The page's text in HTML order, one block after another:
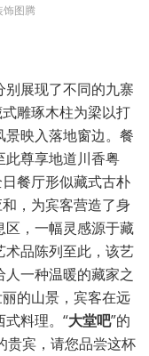
饰图腾
展现了不同的九寨
雕琢木柱为梁以打
映入落地窗边。餐
此尊享地道川香粤
日餐厅形似藏式古朴
，为宾客营造了身
区，一幅灵感源于藏
品陈列至此，该艺
一种温暖的藏家之
的山景，宾客在远
料理。“大堂吧”的
贵宾，请您品尝这杯